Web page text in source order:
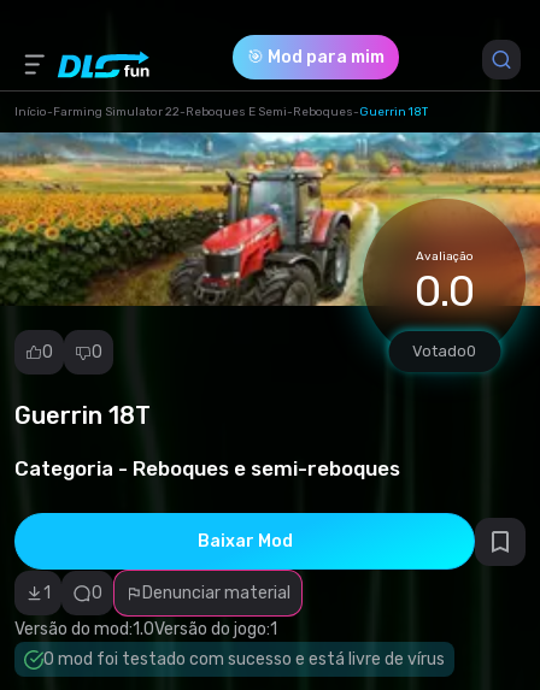
🎯 Mod para mim
Início-Farming Simulator 22-Reboques E Semi-Reboques-Guerrin 18T
Avaliação
0.0
Votado0
0 0
Guerrin 18T
Categoria - Reboques e semi-reboques
Baixar Mod
1 0
Denunciar material
Versão do mod:1.0Versão do jogo:1
O mod foi testado com sucesso e está livre de vírus
Denunciar
incorreta
Software
malicioso/vírus
Conteúdo não
funcional
Descrição
Versão do Jogo *
1 (fe30f79c51139ef45cf2e8ecdf38066a.zip)
Download (7.27 Mb)